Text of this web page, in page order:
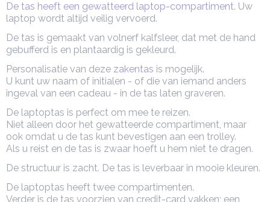
De tas heeft een gewatteerd laptop-compartiment. Uw
laptop wordt altijd veilig vervoerd.
De tas is gemaakt van volnerf kalfsleer, dat met de hand
gebufferd is en plantaardig is gekleurd.
Personalisatie van deze zakentas is mogelijk.
U kunt uw naam of initialen - of die van iemand anders
ingeval van een cadeau - in de tas laten graveren.
De laptoptas is perfect om mee te reizen.
Niet alleen door het gewatteerde compartiment, maar
ook omdat u de tas kunt bevestigen aan een trolley.
Als u reist en de tas is zwaar hoeft u hem niet te dragen.
De structuur is zacht. De tas is leverbaar in mooie kleuren.
De laptoptas heeft twee compartimenten.
Verder is de tas voorzien van credit-card vakken; een